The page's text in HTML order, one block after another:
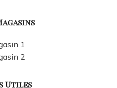
1
2
Utiles